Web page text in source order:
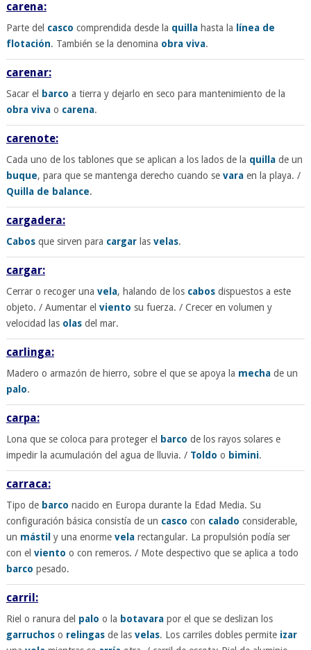
carena:
Parte del casco comprendida desde la quillahasta la
línea de
flotación. También se la denomina obra viva.
carenar:
Sacar el barco a tierra y dejarlo en seco para mantenimiento de la
obra vivao carena.
carenote:
Cada uno de los tablones que se aplican a los lados de la quillade un
buque, para que se mantenga derecho cuando se varaen la playa. /
Quilla de balance.
cargadera:
Cabosque sirven para cargarlas velas.
cargar:
Cerrar o recoger una vela, halando de los cabosdispuestos a este
objeto. / Aumentar el viento su fuerza. / Crecer en volumen y
velocidad las olasdel mar.
carlinga:
Madero o armazón de hierro, sobre el que se apoya la mechade un
palo.
carpa:
Lona que se coloca para proteger el barco de los rayos solares e
impedir la acumulación del agua de lluvia. / Toldo o bimini.
carraca:
Tipo de barco nacido en Europa durante la Edad Media. Su
configuración básica consistía de un casco con calado considerable,
un mástil y una enorme velarectangular. La propulsión podía ser
con el viento o con remeros. / Mote despectivo que se aplica a todo
barco pesado.
carril:
Riel o ranura del palo o la botavarapor el que se deslizan los
garruchoso relingasde las velas. Los carriles dobles permite izar